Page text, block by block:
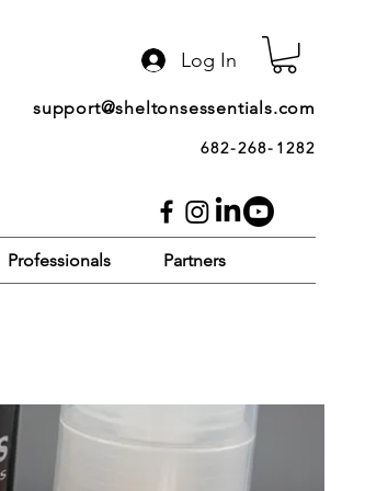
Log In
support@sheltonsessentials.com
682-268-1282
Professionals Partners